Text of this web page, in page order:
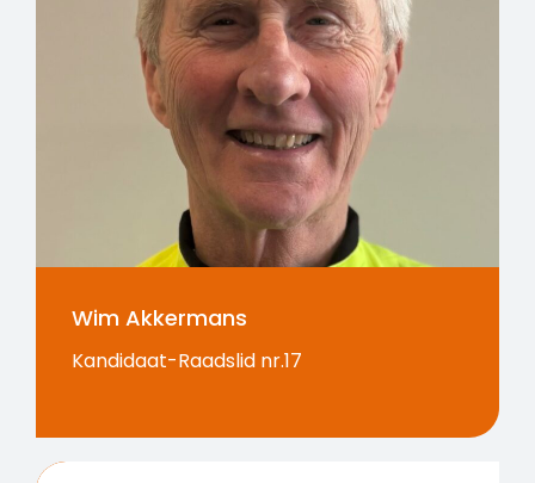
Wim Akkermans
Kandidaat-Raadslid nr.17